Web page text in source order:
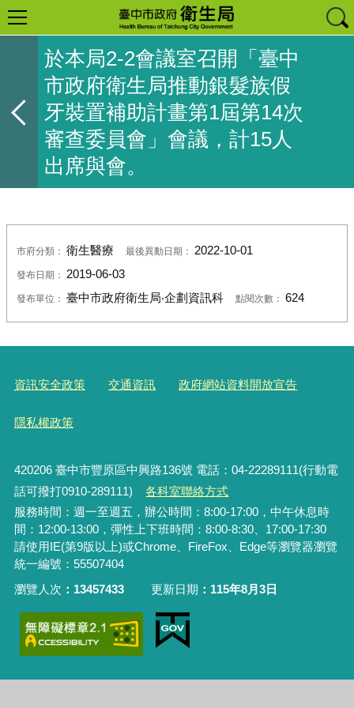
於本局2-2會議室召開「臺中
市政府衛生局推動銀髮族假
牙裝置補助計畫第1屆第14次
審查委員會」會議，計15人
出席與會。
市府分類： 衛生醫療 最後異動日期： 2022-10-01
發布日期： 2019-06-03
發布單位： 臺中市政府衛生局‧企劃資訊科 點閱次數： 624
資訊安全政策 交通資訊 政府網站資料開放宣告
隱私權政策
420206臺中市豐原區中興路136號 電話：04-22289111(行動電
話可撥打0910-289111)
各科室聯絡方式
服務時間：週一至週五，辦公時間：8:00-17:00，中午休息時
間：12:00-13:00，彈性上下班時間：8:00-8:30、17:00-17:30
請使用IE(第9版以上)或Chrome、FireFox、Edge等瀏覽器瀏覽
統一編號：55507404
瀏覽人次
13457433 更新日期 115年8月3日